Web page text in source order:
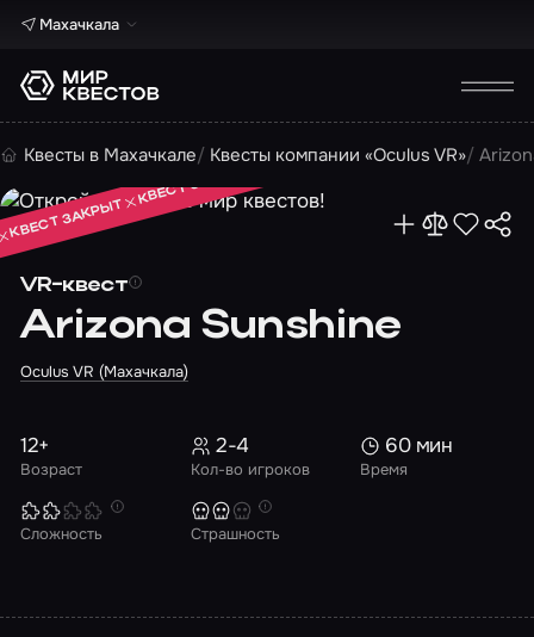
Махачкала
Квесты в Махачкале Квесты компании «Oculus VR»
VR-квест
Arizona Sunshine
Oculus VR (Махачкала)
КВЕСТ ЗАКРЫТ
КВЕСТ ЗАКРЫТ
КВЕСТ ЗАКРЫТ
Возраст
12+
Кол-во игроков
2-4
Время
60 мин
Сложность Страшность